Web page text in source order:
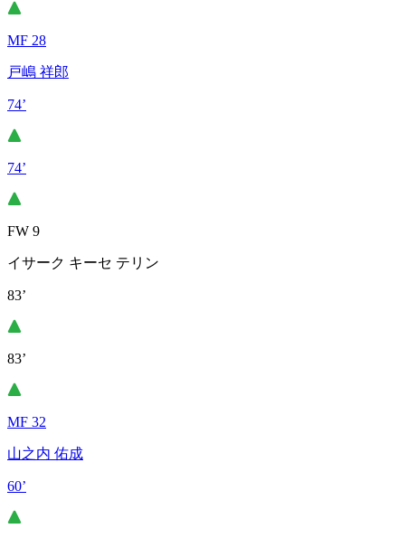
MF 28
戸嶋 祥郎
74’
74’
FW 9
イサーク キーセ テリン
83’
83’
MF 32
山之内 佑成
60’